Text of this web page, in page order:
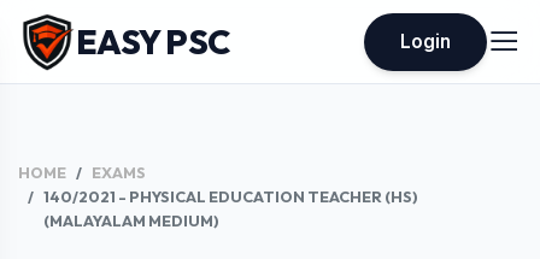
EASY PSC Login
HOME
EXAMS
140/2021 - PHYSICAL EDUCATION TEACHER (HS)
(MALAYALAM MEDIUM)